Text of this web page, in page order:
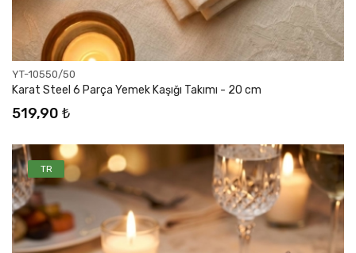
YT-10550/50
Karat Steel 6 Parça Yemek Kaşığı Takımı - 20 cm
519,90 ₺
TR